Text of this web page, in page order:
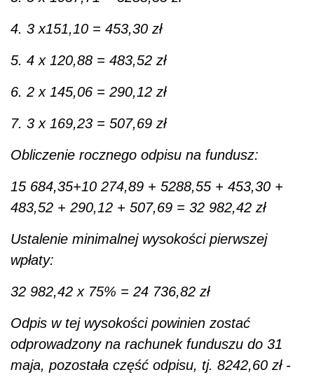
4. 3 x151,10 = 453,30 zł
5. 4 x 120,88 = 483,52 zł
6. 2 x 145,06 = 290,12 zł
7. 3 x 169,23 = 507,69 zł
Obliczenie rocznego odpisu na fundusz:
15 684,35+10 274,89 + 5288,55 + 453,30 +
483,52 + 290,12 + 507,69 = 32 982,42 zł
Ustalenie minimalnej wysokości pierwszej
wpłaty:
32 982,42 x 75% = 24 736,82 zł
Odpis w tej wysokości powinien zostać
odprowadzony na rachunek funduszu do 31
maja, pozostała część odpisu, tj. 8242,60 zł -